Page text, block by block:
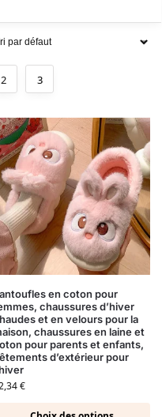
2 3
en coton pour
chaussures d’hiver
et en velours pour la
chaussures en laine et
pour parents et enfants,
d’extérieur pour
€